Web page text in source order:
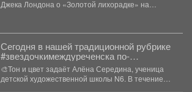
Джека Лондона о «Золотой лихорадке» на
Сегодня в нашей традиционной рубрике
#звездочкимеждуреченска по-
настоящему ярко и живописно.
🎨Тон и цвет задаёт Алёна Середина, ученица
детской художественной школы N6. В течение